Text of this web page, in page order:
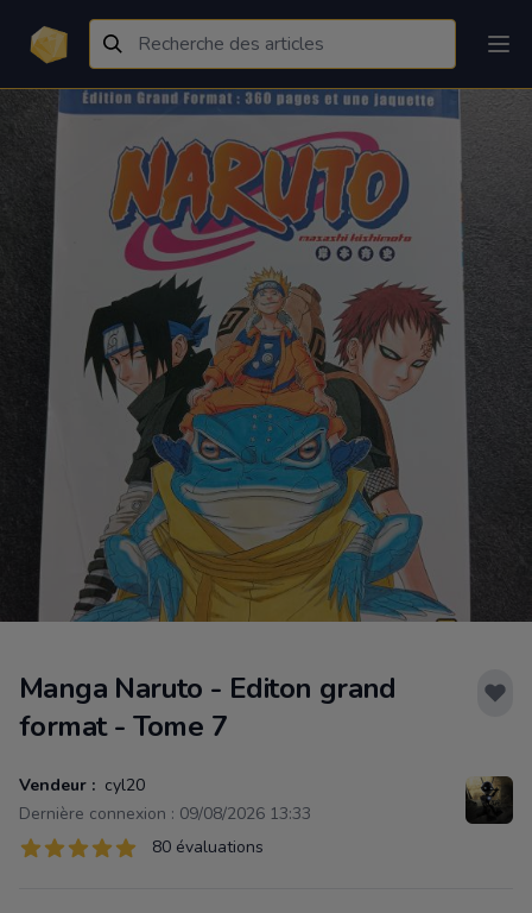
Manga Naruto - Editon grand
format - Tome 7
Vendeur : cyl20
Dernière connexion : 09/08/2026 13:33
Évaluations
80 sur 5 étoiles 80 évaluations